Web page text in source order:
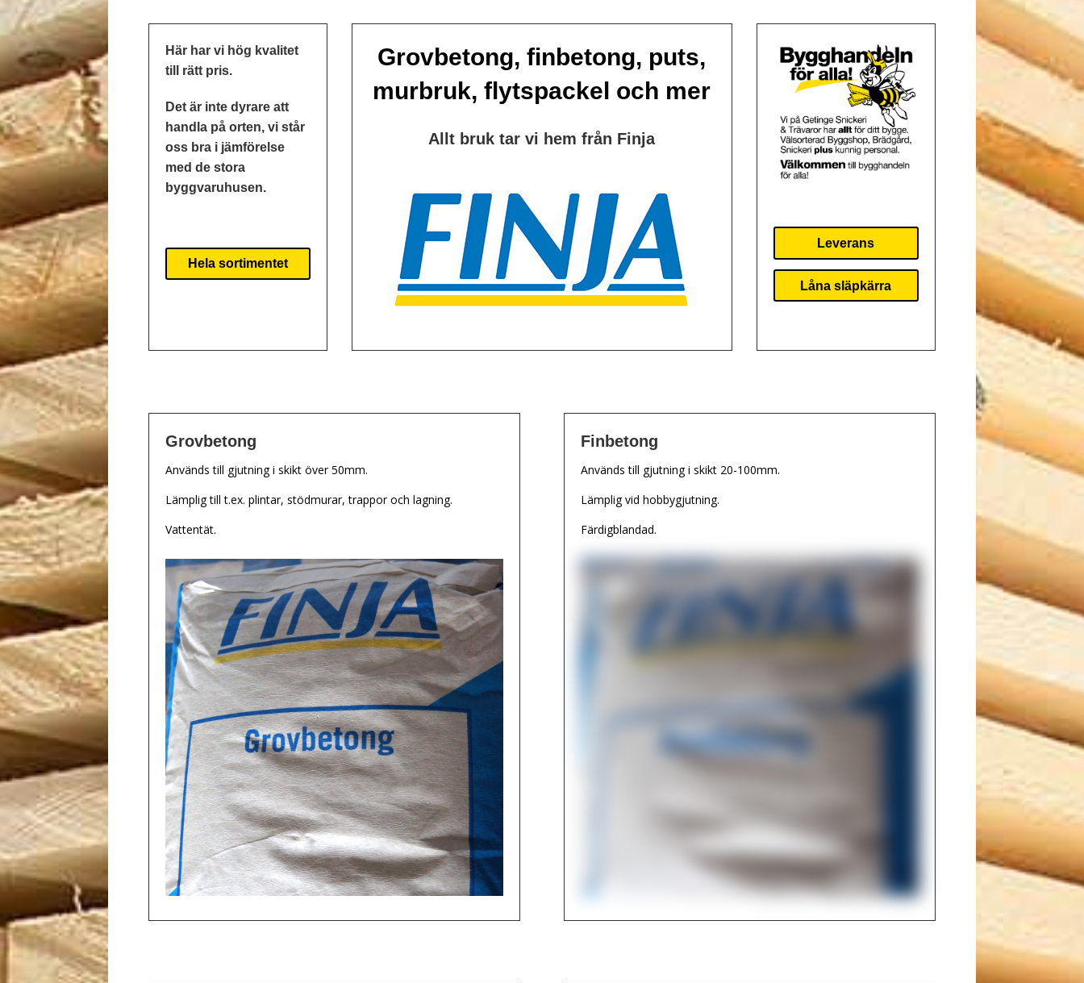
Här har vi hög kvalitet
till rätt pris.
Det är inte dyrare att
handla på orten, vi står
oss bra i jämförelse
med de stora
byggvaruhusen.
Hela sortimentet
Grovbetong, finbetong, puts,
murbruk, flytspackel och mer
Allt bruk tar vi hem från Finja
Leverans
Låna släpkärra
Grovbetong
Används till gjutning i skikt över 50mm.
Lämplig till t.ex. plintar, stödmurar, trappor och lagning.
Vattentät.
Finbetong
Används till gjutning i skikt 20-100mm.
Lämplig vid hobbygjutning.
Färdigblandad.